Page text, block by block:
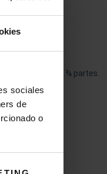
sociales
de
o
tinto y reducir ¾ partes.